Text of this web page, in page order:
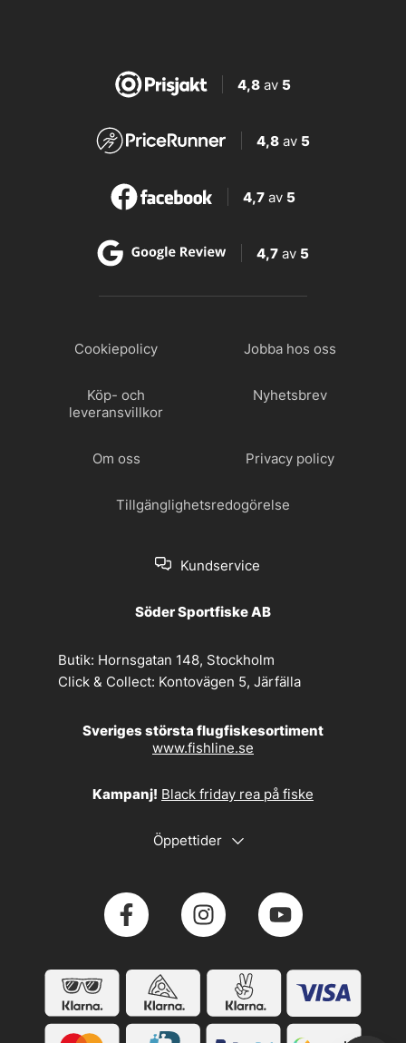
4,8av 5
4,8 av 5
4,7 av 5
4,7 av 5
Cookiepolicy Jobba hos oss
Köp- och
leveransvillkor
Nyhetsbrev
Om oss Privacy policy
Tillgänglighetsredogörelse
Kundservice
Söder Sportfiske AB
Butik: Hornsgatan 148, Stockholm
Click & Collect: Kontovägen 5, Järfälla
Sveriges största flugfiskesortiment
www.fishline.se
Kampanj! Black friday rea på fiske
Öppettider